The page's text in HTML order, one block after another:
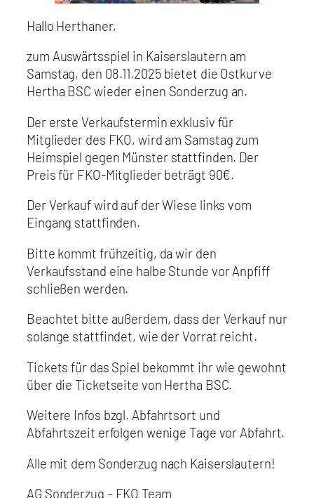
Hallo Herthaner,
zum Auswärtsspiel in Kaiserslautern am
Samstag, den 08.11.2025 bietet die Ostkurve
Hertha BSC wieder einen Sonderzug an.
Der erste Verkaufstermin exklusiv für
Mitglieder des FKO, wird am Samstag zum
Heimspiel gegen Münster stattfinden. Der
Preis für FKO-Mitglieder beträgt 90€.
Der Verkauf wird auf der Wiese links vom
Eingang stattfinden.
Bitte kommt frühzeitig, da wir den
Verkaufsstand eine halbe Stunde vor Anpfiff
schließen werden.
Beachtet bitte außerdem, dass der Verkauf nur
solange stattfindet, wie der Vorrat reicht.
Tickets für das Spiel bekommt ihr wie gewohnt
über die Ticketseite von Hertha BSC.
Weitere Infos bzgl. Abfahrtsort und
Abfahrtszeit erfolgen wenige Tage vor Abfahrt.
Alle mit dem Sonderzug nach Kaiserslautern!
AG Sonderzug – FKO Team